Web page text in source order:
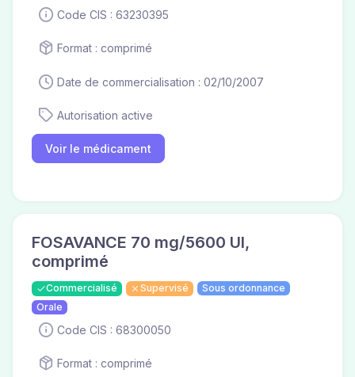
Code CIS : 63230395
Format : comprimé
Date de commercialisation : 02/10/2007
Autorisation active
Voir le médicament
FOSAVANCE 70 mg/5600 UI,
comprimé
Commercialisé Supervisé
Sous ordonnance
Orale
Code CIS : 68300050
Format : comprimé